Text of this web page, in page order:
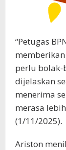
“Petugas
perlu bolak-
dijelaskan
menerima
merasa
(1/11/2025).
Ariston